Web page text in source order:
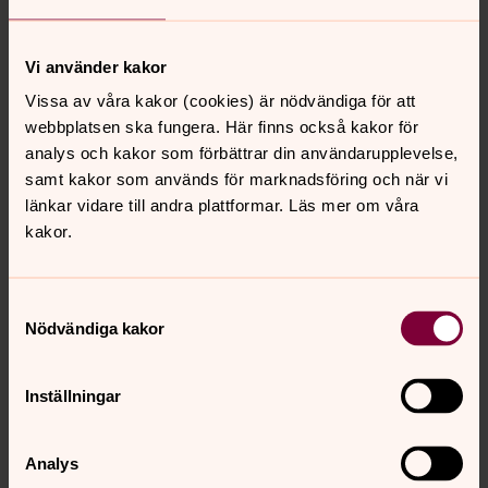
Vi använder kakor
Vissa av våra kakor (cookies) är nödvändiga för att
webbplatsen ska fungera. Här finns också kakor för
analys och kakor som förbättrar din användarupplevelse,
samt kakor som används för marknadsföring och när vi
länkar vidare till andra plattformar. Läs mer om våra
kakor.
Nödvändiga kakor
Inställningar
Analys
Elin Forsberg
församling, Linköpings domkyrkopastorat
E-post: